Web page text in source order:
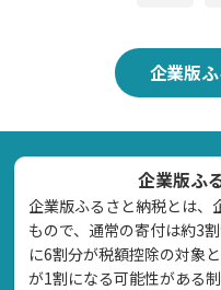
企業版
企業版ふ
企業版ふるさと納税とは、
もので、通常の寄付は約3
に6割分が税額控除の対象
が1割になる可能性がある制